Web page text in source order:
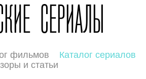
СЕРИАЛЫ
фильмов Каталог сериалов
и статьи